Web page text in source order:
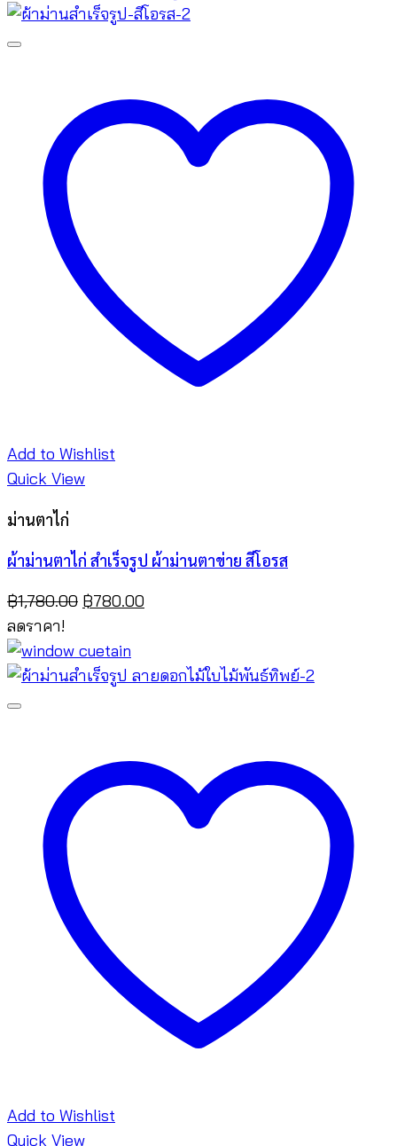
฿1,780.00.฿780.00.
Add to Wishlist
Quick View
ม่านตาไก่
ผ้าม่านตาไก่ สำเร็จรูป ผ้าม่านตาข่าย สีโอรส
฿1,780.00 Original
was:
฿1,780.00.
฿780.00
฿780.00.
ลดราคา!
Add to Wishlist
Quick View